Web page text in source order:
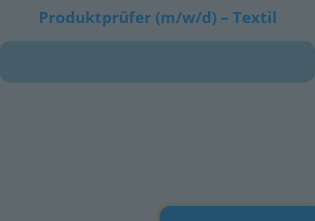
Produktprüfer (m/w/d) – Textil